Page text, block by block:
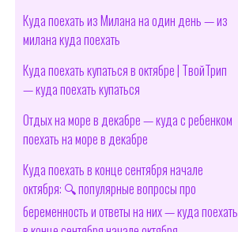
Куда поехать из Милана на один день — из
милана куда поехать
Куда поехать купаться в октябре | ТвойТрип
— куда поехать купаться
Отдых на море в декабре — куда с ребенком
поехать на море в декабре
Куда поехать в конце сентября начале
октября: 🔍 популярные вопросы про
беременность и ответы на них — куда поехать